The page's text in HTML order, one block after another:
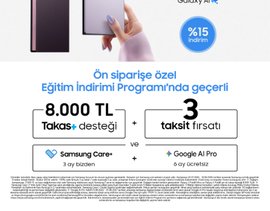
NTAV
TAV Airports
Program Türü: İş